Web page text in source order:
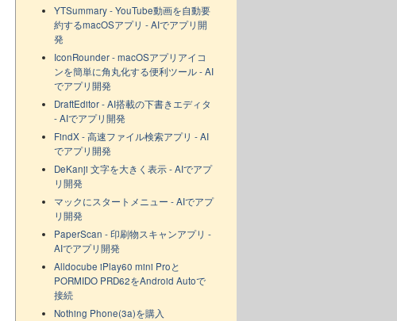
YTSummary - YouTube動画を自動要
約するmacOSアプリ - AIでアプリ開
発
IconRounder - macOSアプリアイコ
ンを簡単に角丸化する便利ツール - AI
でアプリ開発
DraftEditor - AI搭載の下書きエディタ
- AIでアプリ開発
FindX - 高速ファイル検索アプリ - AI
でアプリ開発
DeKanji 文字を大きく表示 - AIでアプ
リ開発
マックにスタートメニュー - AIでアプ
リ開発
PaperScan - 印刷物スキャンアプリ -
AIでアプリ開発
Alldocube iPlay60 mini Proと
PORMIDO PRD62をAndroid Autoで
接続
Nothing Phone(3a)を購入